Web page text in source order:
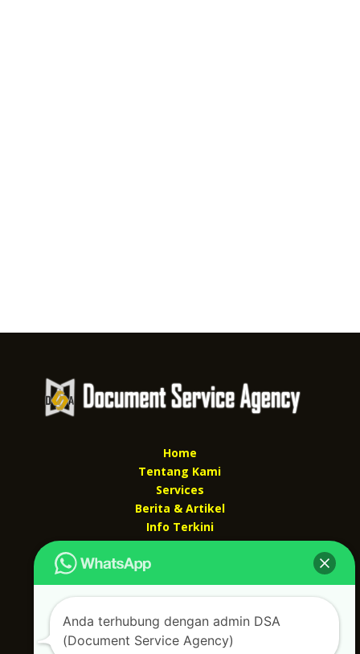
Home
Tentang Kami
Services
Berita & Artikel
Info Terkini
Kontak Kami
Kontak kami
Alamat kantor :
Jl Swadaya Pam No 6 Rt 006 Rw 007 Jatinegara,
Cakung, Jakarta Timur 13930
Anda terhubung dengan admin DSA
(Document Service Agency)